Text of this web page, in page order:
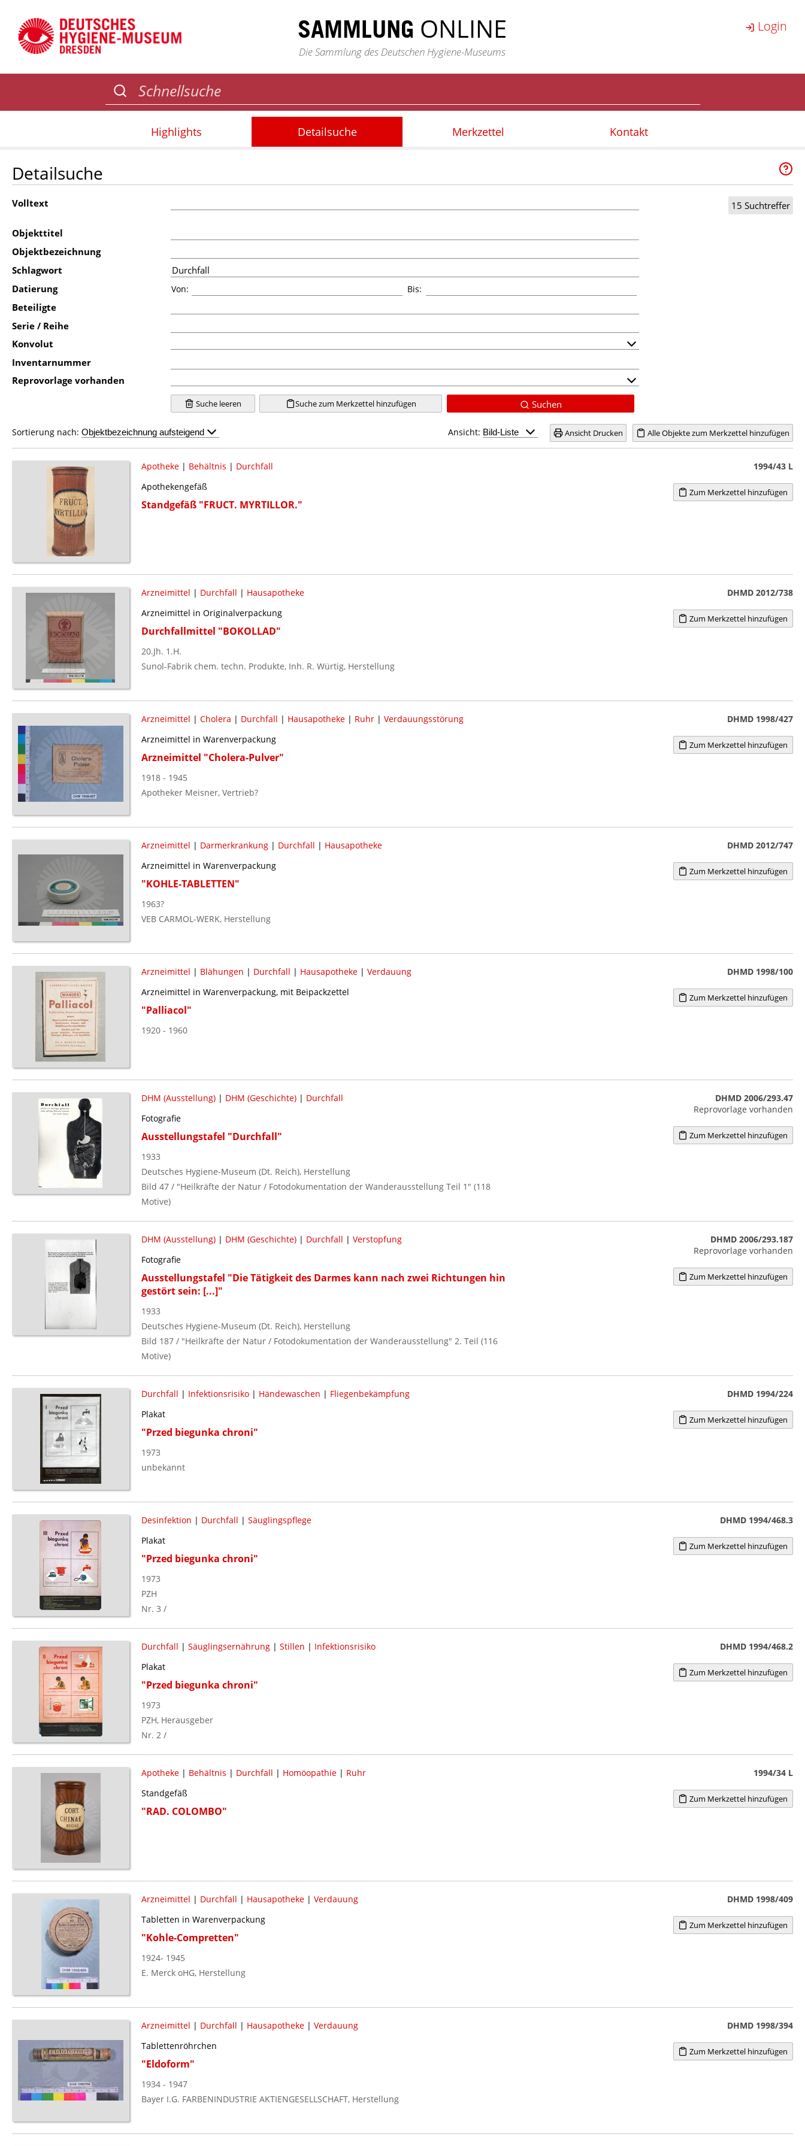
SAMMLUNG ONLINE
Die Sammlung des Deutschen Hygiene-Museums
Login
Highlights Detailsuche Merkzettel Kontakt
Detailsuche
15 Suchtreffer
Volltext
Objekttitel
Objektbezeichnung
Schlagwort
Datierung
Von: Bis:
Beteiligte
Serie / Reihe
Konvolut
Inventarnummer
Reprovorlage vorhanden
Suche leeren Suche zum Merkzettel hinzufügen Suchen
Alle Objekte zum Merkzettel hinzufügen
Ansicht Drucken
Ansicht:
Sortierung nach:
Apotheke| Behältnis | Durchfall
Apothekengefäß
Standgefäß "FRUCT. MYRTILLOR."
1994/43 L
Zum Merkzettel hinzufügen
Arzneimittel | Durchfall | Hausapotheke
Arzneimittel in Originalverpackung
Durchfallmittel "BOKOLLAD"
20.Jh. 1.H.
Sunol-Fabrik chem. techn. Produkte, Inh. R. Würtig, Herstellung
DHMD 2012/738
Zum Merkzettel hinzufügen
Arzneimittel | Cholera | Durchfall | Hausapotheke| Ruhr| Verdauungsstörung
Arzneimittel in Warenverpackung
Arzneimittel "Cholera-Pulver"
1918 - 1945
Apotheker Meisner, Vertrieb?
DHMD 1998/427
Zum Merkzettel hinzufügen
Arzneimittel | Darmerkrankung| Durchfall | Hausapotheke
Arzneimittel in Warenverpackung
"KOHLE-TABLETTEN"
1963?
VEB CARMOL-WERK, Herstellung
DHMD 2012/747
Zum Merkzettel hinzufügen
Arzneimittel | Blähungen | Durchfall | Hausapotheke| Verdauung
Arzneimittel in Warenverpackung, mit Beipackzettel
"Palliacol"
1920 - 1960
DHMD 1998/100
Zum Merkzettel hinzufügen
DHM (Ausstellung)| DHM (Geschichte)| Durchfall
Fotografie
Ausstellungstafel "Durchfall"
1933
Deutsches Hygiene-Museum (Dt. Reich), Herstellung
Bild 47 / "Heilkräfte der Natur / Fotodokumentation der Wanderausstellung Teil 1" (118
Motive)
DHMD 2006/293.47
Reprovorlage vorhanden
Zum Merkzettel hinzufügen
DHM (Ausstellung)| DHM (Geschichte)| Durchfall | Verstopfung
Fotografie
Ausstellungstafel "Die Tätigkeit des Darmes kann nach zwei Richtungen hin
gestört sein: [...]"
1933
Deutsches Hygiene-Museum (Dt. Reich), Herstellung
Bild 187 / "Heilkräfte der Natur / Fotodokumentation der Wanderausstellung" 2. Teil (116
Motive)
DHMD 2006/293.187
Reprovorlage vorhanden
Zum Merkzettel hinzufügen
Durchfall | Infektionsrisiko| Händewaschen | Fliegenbekämpfung
Plakat
"Przed biegunka chroni"
1973
unbekannt
DHMD 1994/224
Zum Merkzettel hinzufügen
Desinfektion | Durchfall | Säuglingspflege
Plakat
"Przed biegunka chroni"
1973
PZH
Nr. 3 /
DHMD 1994/468.3
Zum Merkzettel hinzufügen
Durchfall | Säuglingsernährung| Stillen | Infektionsrisiko
Plakat
"Przed biegunka chroni"
1973
PZH, Herausgeber
Nr. 2 /
DHMD 1994/468.2
Zum Merkzettel hinzufügen
Apotheke| Behältnis | Durchfall | Homöopathie| Ruhr
Standgefäß
"RAD. COLOMBO"
1994/34 L
Zum Merkzettel hinzufügen
Arzneimittel | Durchfall | Hausapotheke| Verdauung
Tabletten in Warenverpackung
"Kohle-Compretten"
1924- 1945
E. Merck oHG, Herstellung
DHMD 1998/409
Zum Merkzettel hinzufügen
Arzneimittel | Durchfall | Hausapotheke| Verdauung
Tablettenröhrchen
"Eldoform"
1934 - 1947
Bayer I.G. FARBENINDUSTRIE AKTIENGESELLSCHAFT, Herstellung
DHMD 1998/394
Zum Merkzettel hinzufügen